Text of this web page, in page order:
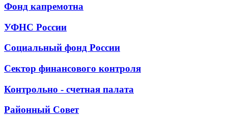
Фонд капремотна
УФНС России
Социальный фонд России
Сектор финансового контроля
Контрольно - счетная палата
Районный Совет